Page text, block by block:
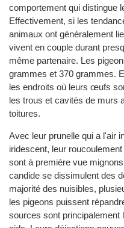
comportement qui distingue
Effectivement, si les
animaux ont généralement
vivent en couple durant
même partenaire. Les
grammes et 370 grammes.
les endroits où leurs œufs
les trous et cavités de murs
toitures.
Avec leur prunelle qui a l'air
iridescent, leur
sont à première vue
candide se dissimulent des
majorité des nuisibles,
les pigeons puissent
sources sont